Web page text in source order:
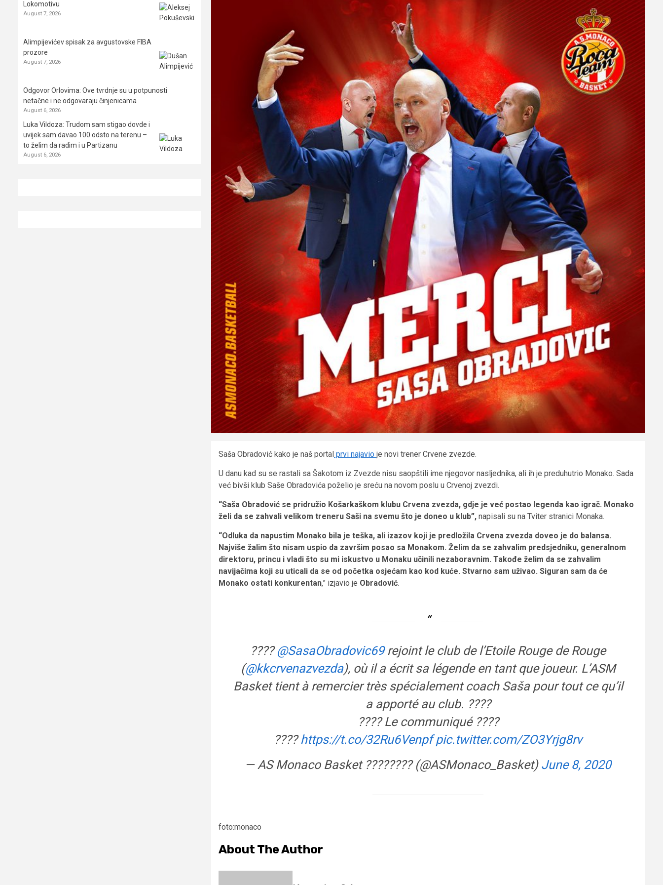
Saša Obradović kako je naš portal prvi najavio je novi trener Crvene zvezde.
U danu kad su se rastali sa Šakotom iz Zvezde nisu saopštili ime njegovor nasljednika, ali ih je preduhutrio Monako. Sada
već bivši klub Saše Obradovića poželio je sreću na novom poslu u Crvenoj zvezdi.
“Saša Obradović se pridružio Košarkaškom klubu Crvena zvezda, gdje je već postao legenda kao igrač. Monako
želi da se zahvali velikom treneru Saši na svemu što je doneo u klub”, napisali su na Tviter stranici Monaka.
“Odluka da napustim Monako bila je teška, ali izazov koji je predložila Crvena zvezda doveo je do balansa.
Najviše žalim što nisam uspio da završim posao sa Monakom. Želim da se zahvalim predsjedniku, generalnom
direktoru, princu i vladi što su mi iskustvo u Monaku učinili nezaboravnim. Takođe želim da se zahvalim
navijačima koji su uticali da se od početka osjećam kao kod kuće. Stvarno sam uživao. Siguran sam da će
Monako ostati konkurentan,” izjavio je Obradović.
????@SasaObradovic69rejoint le club de l’Etoile Rouge de Rouge
(@kkcrvenazvezda), où il a écrit sa légende en tant que joueur. L’ASM
Basket tient à remercier très spécialement coach Saša pour tout ce qu’il
a apporté au club. ????
???? Le communiqué ????
????https://t.co/32Ru6Venpf pic.twitter.com/ZO3Yrjg8rv
— AS Monaco Basket ???????? (@ASMonaco_Basket) June 8, 2020
foto:monaco
About The Author
Lokomotivu
August 7, 2026
Alimpijevićev spisak za avgustovske FIBA
prozore
August 7, 2026
Odgovor Orlovima: ​Ove tvrdnje su u potpunosti
netačne i ne odgovaraju činjenicama
August 6, 2026
Luka Vildoza: Trudom sam stigao dovde i
uvijek sam davao 100 odsto na terenu –
to želim da radim i u Partizanu
August 6, 2026